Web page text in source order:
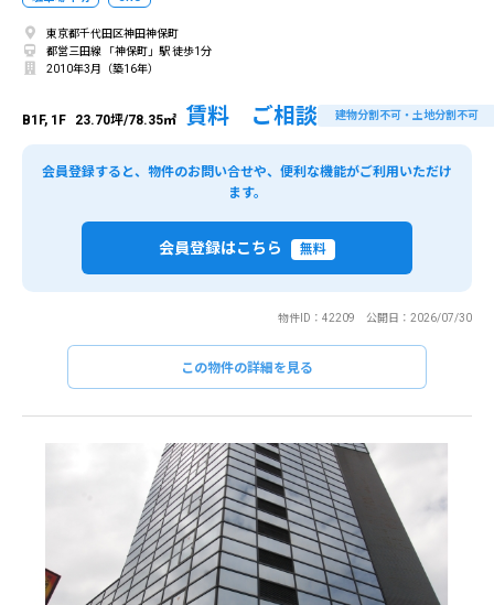
東京都千代田区神田神保町
都営三田線 「神保町」駅 徒歩1分
2010年3月（築16年）
B1F, 1F 23.70坪/78.35㎡ 賃料 ご相談 建物分割不可・土地分割不可
会員登録すると、物件のお問い合せや、便利な機能がご利用いただけ
ます。
会員登録はこちら 無料
物件ID：42209 公開日：2026/07/30
この物件の詳細を見る